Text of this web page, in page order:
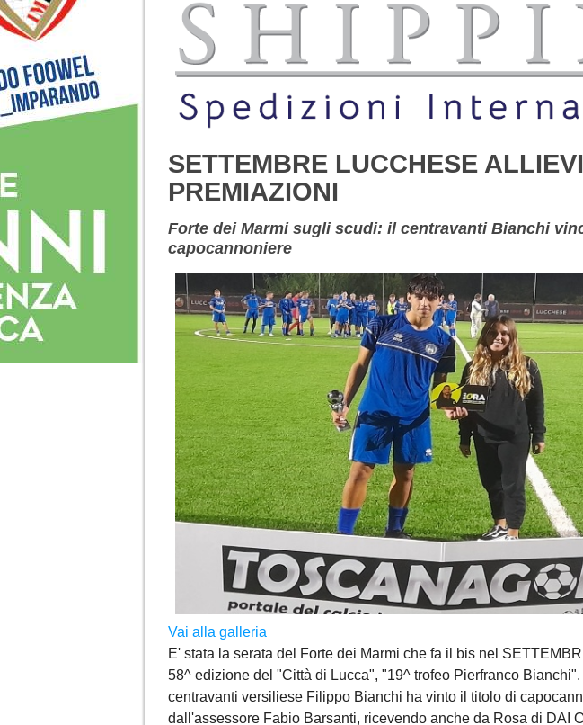
SETTEMBRE LUCCHESE
PREMIAZIONI
Forte dei Marmi sugli scudi: il centravanti Bianchi
capocannoniere
Vai alla galleria
E' stata la serata del Forte dei Marmi che fa il bis nel
58^ edizione del "Città di Lucca", "19^ trofeo Pierfranco
centravanti versiliese Filippo Bianchi ha vinto il titolo di
dall'assessore Fabio Barsanti, ricevendo anche da Rosa di DAI